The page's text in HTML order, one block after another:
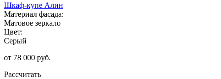
Шкаф-купе Алин
Материал фасада:
Матовое зеркало
Цвет:
Серый
от 78 000 руб.
Рассчитать